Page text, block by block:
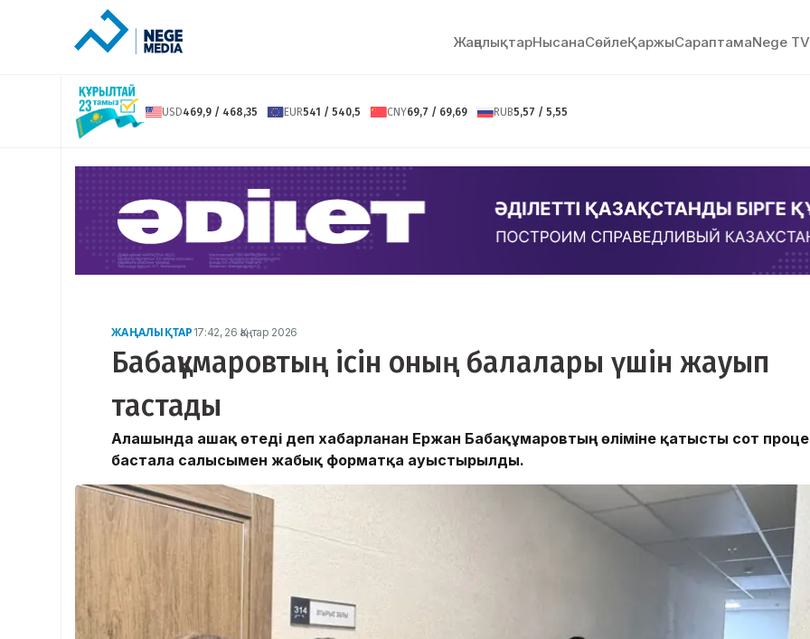
ЖаңалықтарНысанаСөйлeҚаржыСараптамаNege TV
USD469,9 / 468,35 EUR541 / 540,5 CNY69,7 / 69,69 RUB5,57 / 5,55
ЖАҢАЛЫҚТАР 17:42, 26 Қаңтар 2026
Бабақұмаровтың ісін оның балалары үшін жауып
тастады
Алғашында ашақ өтеді деп хабарланған Ержан Бабақұмаровтың өліміне қатысты сот
бастала салысымен жабық форматқа ауыстырылды.